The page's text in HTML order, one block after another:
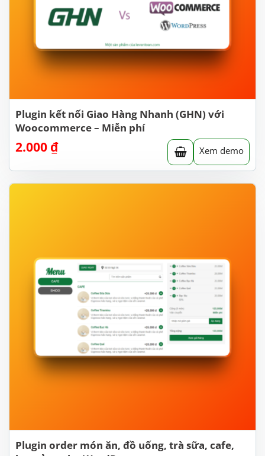
Plugin kết nối Giao Hàng Nhanh (GHN) với
Woocommerce – Miễn phí
2.000 ₫ Xem demo
Plugin order món ăn, đồ uống, trà sữa, cafe,